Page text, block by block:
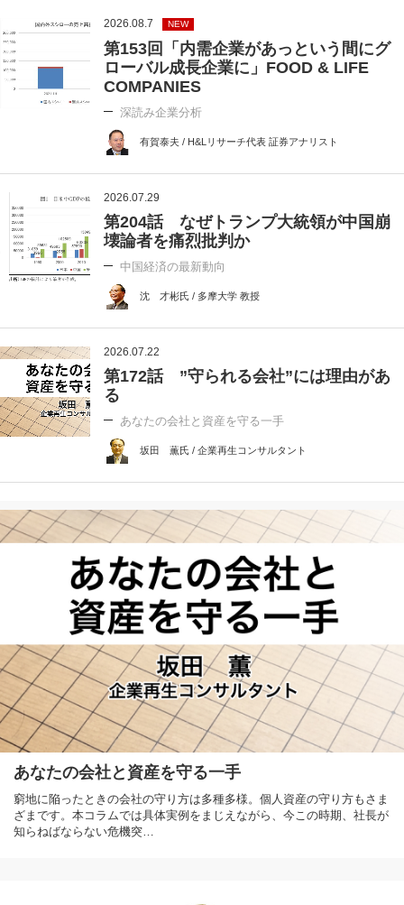
2026.08.7 NEW
第153回「内需企業があっという間にグ
ローバル成長企業に」FOOD & LIFE
COMPANIES
深読み企業分析
有賀泰夫 / H&Lリサーチ代表 証券アナリスト
2026.07.29
第204話 なぜトランプ大統領が中国崩
壊論者を痛烈批判か
中国経済の最新動向
沈 才彬氏 / 多摩大学 教授
2026.07.22
第172話 ”守られる会社”には理由があ
る
あなたの会社と資産を守る一手
坂田 薫氏 / 企業再生コンサルタント
あなたの会社と資産を守る一手
窮地に陥ったときの会社の守り方は多種多様。個人資産の守り方もさま
ざまです。本コラムでは具体実例をまじえながら、今この時期、社長が
知らねばならない危機突…